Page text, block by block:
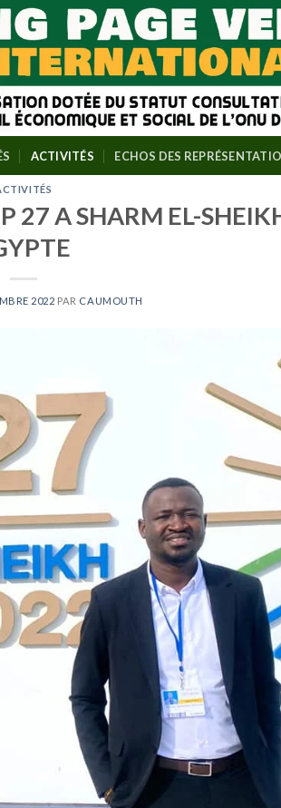
ACTIVITÉS ECHOS DES
27 A SHARM EL-
2022 PAR CAUMOUTH